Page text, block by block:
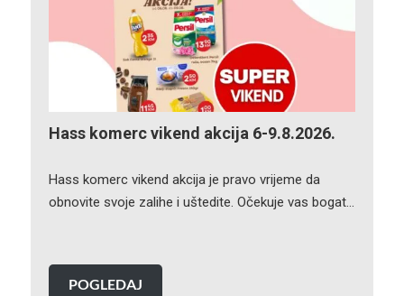
Hass komerc vikend akcija 6-9.8.2026.
Hass komerc vikend akcija je pravo vrijeme da
obnovite svoje zalihe i uštedite. Očekuje vas bogat…
POGLEDAJ